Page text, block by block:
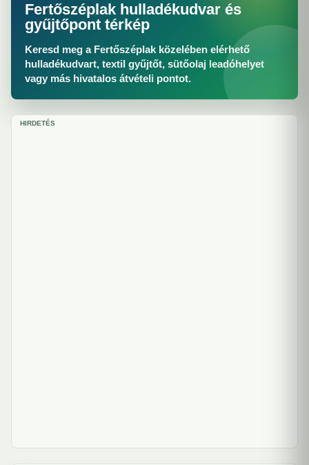
Fertőszéplak hulladékudvar és
gyűjtőpont térkép
Keresd meg a Fertőszéplak közelében elérhető
hulladékudvart, textil gyűjtőt, sütőolaj leadóhelyet
vagy más hivatalos átvételi pontot.
HIRDETÉS